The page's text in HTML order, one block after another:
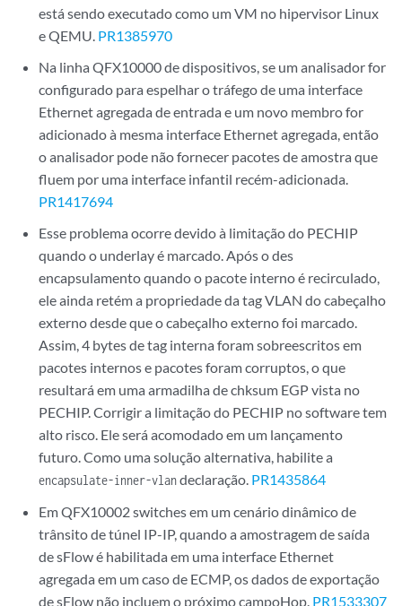
está sendo executado como um VM no hipervisor Linux
e QEMU. PR1385970
Na linha QFX10000 de dispositivos, se um analisador for
configurado para espelhar o tráfego de uma interface
Ethernet agregada de entrada e um novo membro for
adicionado à mesma interface Ethernet agregada, então
o analisador pode não fornecer pacotes de amostra que
fluem por uma interface infantil recém-adicionada.
PR1417694
Esse problema ocorre devido à limitação do PECHIP
quando o underlay é marcado. Após o des
encapsulamento quando o pacote interno é recirculado,
ele ainda retém a propriedade da tag VLAN do cabeçalho
externo desde que o cabeçalho externo foi marcado.
Assim, 4 bytes de tag interna foram sobreescritos em
pacotes internos e pacotes foram corruptos, o que
resultará em uma armadilha de chksum EGP vista no
PECHIP. Corrigir a limitação do PECHIP no software tem
alto risco. Ele será acomodado em um lançamento
futuro. Como uma solução alternativa, habilite a
encapsulate-inner-vlandeclaração. PR1435864
Em QFX10002 switches em um cenário dinâmico de
trânsito de túnel IP-IP, quando a amostragem de saída
de sFlow é habilitada em uma interface Ethernet
agregada em um caso de ECMP, os dados de exportação
de sFlow não incluem o próximo campoHop. PR1533307